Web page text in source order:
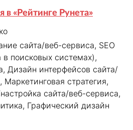
в «Рейтинге Рунета»
сайта/веб-сервиса, SEO
поисковых системах),
Дизайн интерфейсов сайта/
стратегия,
сайта/веб-сервиса,
Графический дизайн